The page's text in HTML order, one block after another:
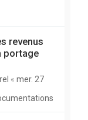
revenus
portage
« mer. 27